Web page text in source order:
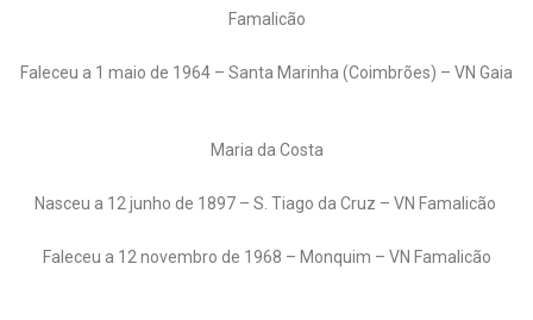
Famalicão
Faleceu a 1 maio de 1964 – Santa Marinha (Coimbrões) – VN Gaia
Maria da Costa
Nasceu a 12 junho de 1897 – S. Tiago da Cruz – VN Famalicão
Faleceu a 12 novembro de 1968 – Monquim – VN Famalicão